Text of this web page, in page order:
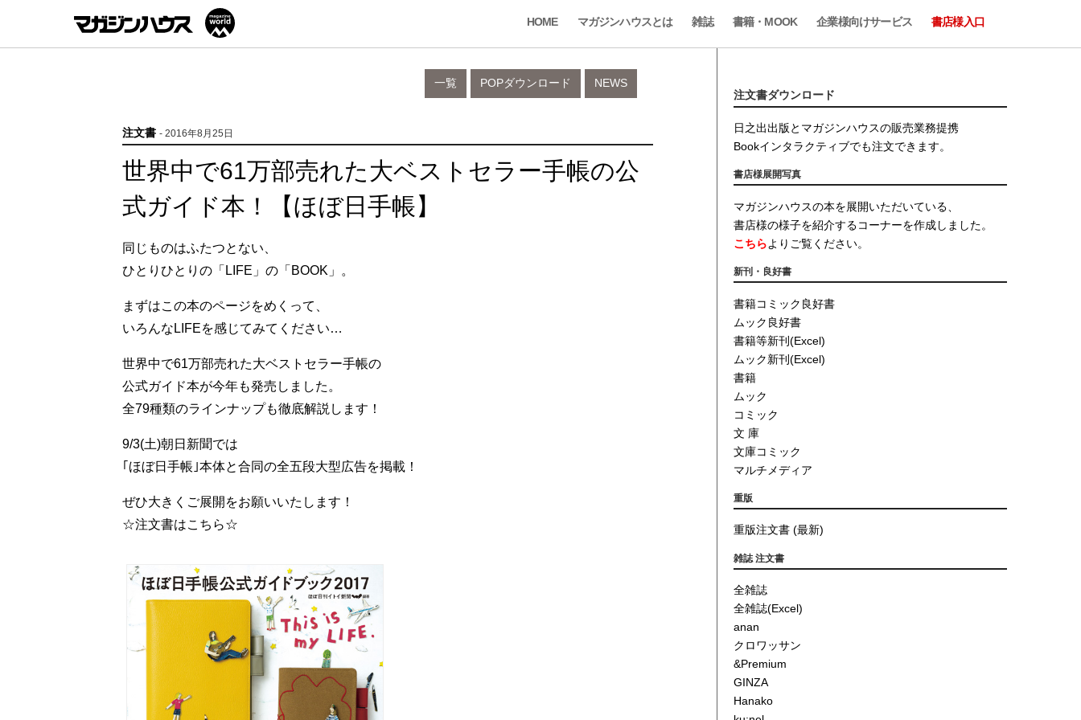
HOME マガジンハウスとは 雑誌 書籍・MOOK 企業様向けサービス 書店様入口
NEWS
POPダウンロード
一覧
注文書 - 2016年8月25日
世界中で61万部売れた大ベストセラー手帳の公
式ガイド本！【ほぼ日手帳】
同じものはふたつとない、
ひとりひとりの「LIFE」の「BOOK」。
まずはこの本のページをめくって、
いろんなLIFEを感じてみてください…
世界中で61万部売れた大ベストセラー手帳の
公式ガイド本が今年も発売しました。
全79種類のラインナップも徹底解説します！
9/3(土)朝日新聞では
｢ほぼ日手帳｣本体と合同の全五段大型広告を掲載！
ぜひ大きくご展開をお願いいたします！
☆注文書はこちら☆
注文書ダウンロード
日之出出版とマガジンハウスの販売業務提携
Bookインタラクティブでも注文できます。
書店様展開写真
マガジンハウスの本を展開いただいている、
書店様の様子を紹介するコーナーを作成しました。
こちらよりご覧ください。
新刊・良好書
書籍コミック良好書
ムック良好書
書籍等新刊(Excel)
ムック新刊(Excel)
書籍
ムック
コミック
文 庫
文庫コミック
マルチメディア
重版
重版注文書 (最新)
雑誌 注文書
全雑誌
全雑誌(Excel)
anan
クロワッサン
&Premium
GINZA
Hanako